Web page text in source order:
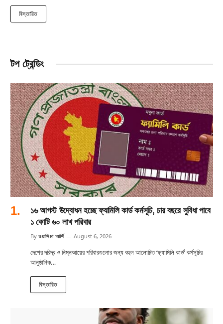
বিস্তারিত
টপ ট্রেন্ডিং
১৬ আগস্ট উদ্বোধন হচ্ছে ফ্যামিলি কার্ড কর্মসূচি, চার বছরে সুবিধা পাবে
১ কোটি ৬০ লাখ পরিবার
By ওয়াসিমা আর্শি August 6, 2026
দেশের দরিদ্র ও নিম্নআয়ের পরিবারগুলোর জন্য বহুল আলোচিত ‘ফ্যামিলি কার্ড’ কর্মসূচির
আনুষ্ঠানিক…
বিস্তারিত